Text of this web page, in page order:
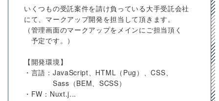
いくつもの受託案件を請け負っている大手受託会社
にて、マークアップ開発を担当して頂きます。
（管理画面のマークアップをメインにご担当頂く
予定です。）
【開発環境】
・言語：JavaScript、HTML（Pug）、CSS、
Sass（BEM、SCSS）
・FW：Nuxt.j...